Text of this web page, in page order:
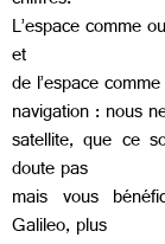
L’espace comme
et
de l’espace
navigation : nous
satellite, que ce
doute pas
mais vous
Galileo, plus